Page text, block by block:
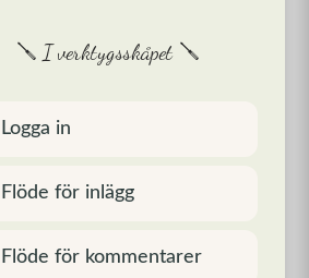
🪛 I verktygsskåpet 🪛
Logga in
Flöde för inlägg
Flöde för kommentarer